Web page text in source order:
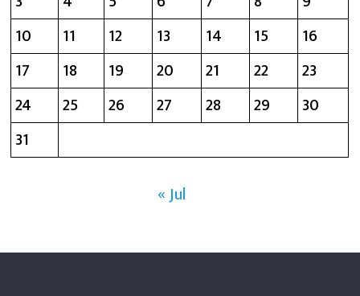
10
11 12 13 14 15
16
17
18 19 20 21 22
23
24
25 26 27 28 29
30
31
« Jul